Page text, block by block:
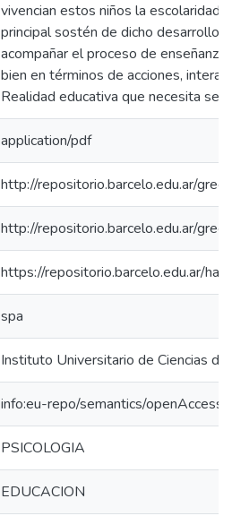
vivencian estos niños la escolaridad
principal sostén de dicho desarrollo.
acompañar el proceso de
bien en términos de acciones,
Realidad educativa que necesita ser
application/pdf
http://repositorio.barcelo.edu.ar/
http://repositorio.barcelo.edu.ar/
https://repositorio.barcelo.edu.ar/
spa
Instituto Universitario de Ciencias
info:eu-repo/semantics/openAccess
PSICOLOGIA
EDUCACION